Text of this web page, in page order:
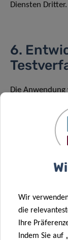
Diensten Dritter.
6.
Die
„Referentiel
objets
entwickelt. Vor
7.
Wir
die
Ihre
Indem Sie auf